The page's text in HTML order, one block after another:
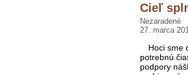
Cieľ
Nezaradené
27. marca
Hoci sme
potrebnú
podpory